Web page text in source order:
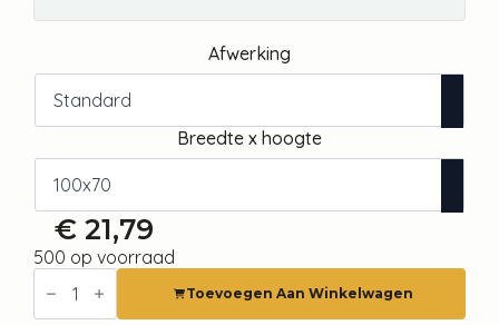
Afwerking
Breedte x hoogte
€ 21,79
500 op voorraad
Fotobehang
Dream
Toevoegen Aan Winkelwagen